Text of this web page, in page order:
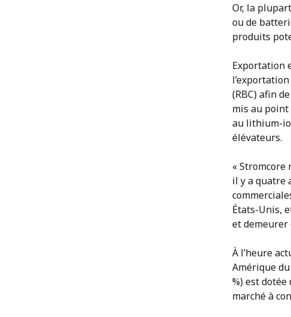
Or, la
ou de
produits
Exportation
(RBC) afin
mis au point
au lithium-
élévateurs.
« Stromcore
il y a quatre
États-Unis,
et demeurer
À l’heure
Amérique
%) est
marché à